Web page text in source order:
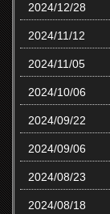
2024/12/28
2024/11/12
2024/11/05
2024/10/06
2024/09/22
2024/09/06
2024/08/23
2024/08/18